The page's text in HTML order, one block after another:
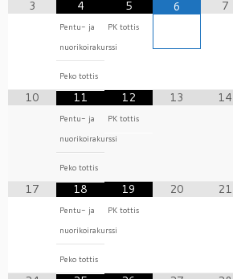
3 4
Pentu- ja
nuorikoirakurssi
Peko tottis
5
PK tottis
6 7
10 11
Pentu- ja
nuorikoirakurssi
Peko tottis
12
PK tottis
13 14
17 18
Pentu- ja
nuorikoirakurssi
Peko tottis
19
PK tottis
20 21